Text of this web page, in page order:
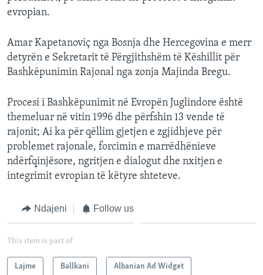
evropian.
Amar Kapetanoviç nga Bosnja dhe Hercegovina e merr
detyrën e Sekretarit të Përgjithshëm të Këshillit për
Bashkëpunimin Rajonal nga zonja Majinda Bregu.
Procesi i Bashkëpunimit në Evropën Juglindore është
themeluar në vitin 1996 dhe përfshin 13 vende të
rajonit; Ai ka për qëllim gjetjen e zgjidhjeve për
problemet rajonale, forcimin e marrëdhënieve
ndërfqinjësore, ngritjen e dialogut dhe nxitjen e
integrimit evropian të këtyre shteteve.
Ndajeni Follow us
This item is part of
Lajme Ballkani Albanian Ad Widget